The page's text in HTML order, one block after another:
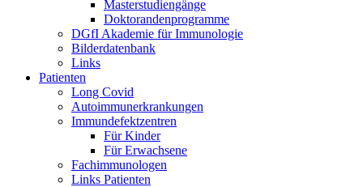
Masterstudiengänge
Doktorandenprogramme
DGfI Akademie für Immunologie
Bilderdatenbank
Links
Patienten
Long Covid
Autoimmunerkrankungen
Immundefektzentren
Für Kinder
Für Erwachsene
Fachimmunologen
Links Patienten